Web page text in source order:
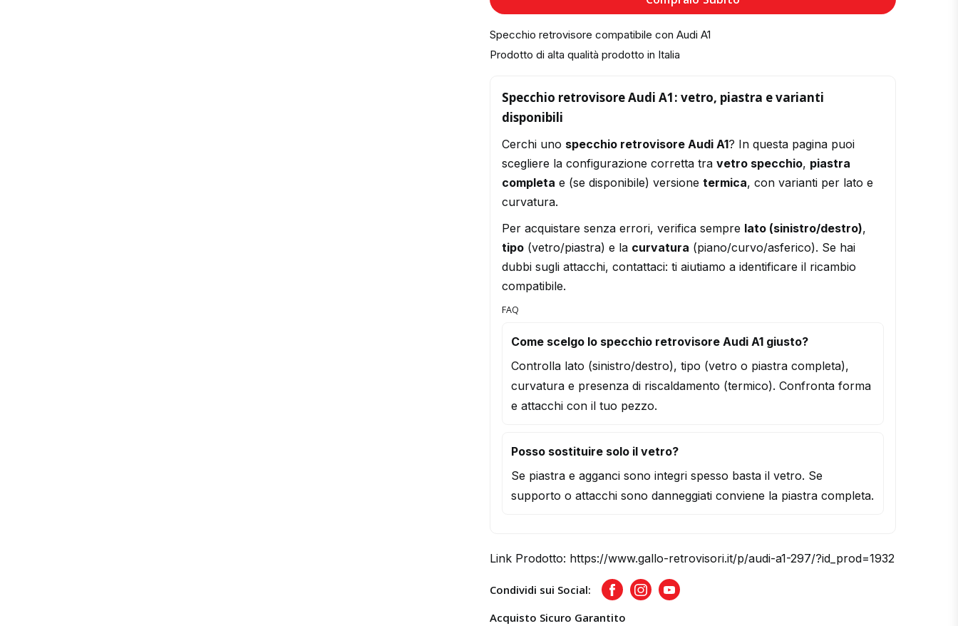
Specchio retrovisore compatibile con Audi A1
Prodotto di alta qualità prodotto in Italia
Specchio retrovisore Audi A1: vetro, piastra e varianti
disponibili
Cerchi uno specchio retrovisore Audi A1? In questa pagina puoi
scegliere la configurazione corretta tra vetro specchio, piastra
completa e (se disponibile) versione termica, con varianti per lato e
curvatura.
Per acquistare senza errori, verifica sempre lato (sinistro/destro),
tipo (vetro/piastra) e la curvatura (piano/curvo/asferico). Se hai
dubbi sugli attacchi, contattaci: ti aiutiamo a identificare il ricambio
compatibile.
FAQ
Come scelgo lo specchio retrovisore Audi A1 giusto?
Controlla lato (sinistro/destro), tipo (vetro o piastra completa),
curvatura e presenza di riscaldamento (termico). Confronta forma
e attacchi con il tuo pezzo.
Posso sostituire solo il vetro?
Se piastra e agganci sono integri spesso basta il vetro. Se
supporto o attacchi sono danneggiati conviene la piastra completa.
Link Prodotto: https://www.gallo-retrovisori.it/p/audi-a1-297/?id_prod=1932
Condividi sui Social: FacebookInstagramYoutube
Acquisto Sicuro Garantito